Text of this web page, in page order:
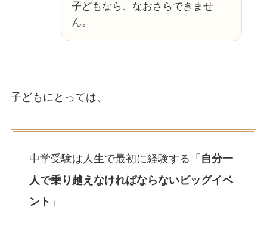
子どもなら、なおさらできませ
ん。
子どもにとっては、
中学受験は人生で最初に経験する「 自分一
人で乗り越えなければならないビッグイベ
ント 」